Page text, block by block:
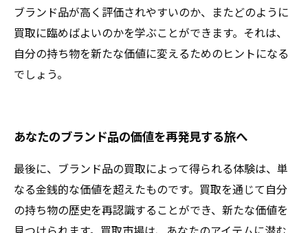
ブランド品が高く評価されやすいのか、またどのように
買取に臨めばよいのかを学ぶことができます。それは、
自分の持ち物を新たな価値に変えるためのヒントになる
でしょう。
あなたのブランド品の価値を再発見する旅へ
最後に、ブランド品の買取によって得られる体験は、単
なる金銭的な価値を超えたものです。買取を通じて自分
の持ち物の歴史を再認識することができ、新たな価値を